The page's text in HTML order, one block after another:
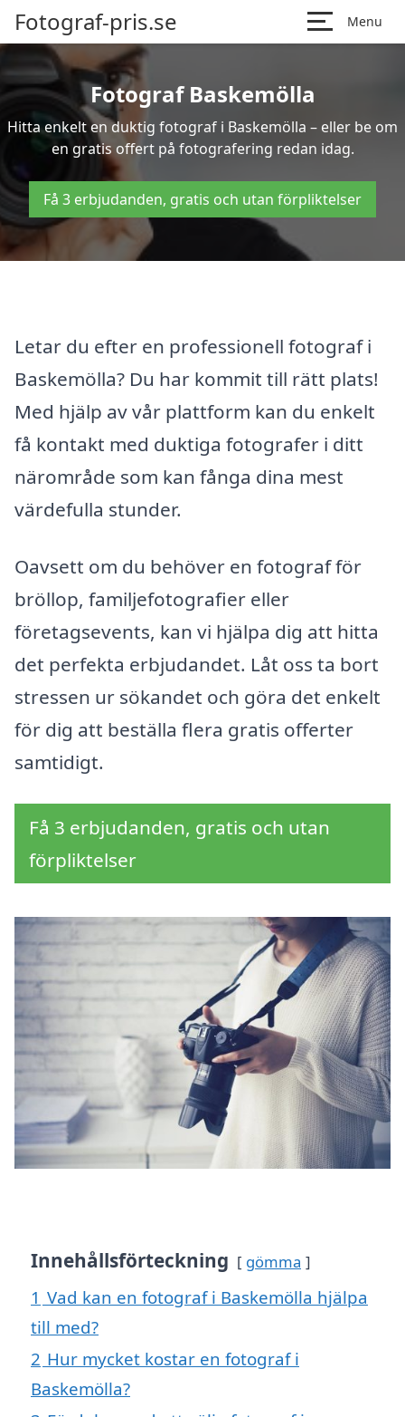
Fotograf-pris.se Menu
Fotograf Baskemölla
Hitta enkelt en duktig fotograf i Baskemölla – eller be om
en gratis offert på fotografering redan idag.
Få 3 erbjudanden, gratis och utan förpliktelser
Letar du efter en professionell fotograf i
Baskemölla? Du har kommit till rätt plats!
Med hjälp av vår plattform kan du enkelt
få kontakt med duktiga fotografer i ditt
närområde som kan fånga dina mest
värdefulla stunder.
Oavsett om du behöver en fotograf för
bröllop, familjefotografier eller
företagsevents, kan vi hjälpa dig att hitta
det perfekta erbjudandet. Låt oss ta bort
stressen ur sökandet och göra det enkelt
för dig att beställa flera gratis offerter
samtidigt.
Få 3 erbjudanden, gratis och utan
förpliktelser
Innehållsförteckning gömma
1 Vad kan en fotograf i Baskemölla hjälpa
till med?
2 Hur mycket kostar en fotograf i
Baskemölla?